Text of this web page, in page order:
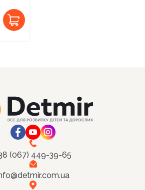
(067) 449-39-65
покупки